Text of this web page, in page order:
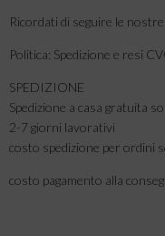
Ricordati di seguire le
Politica: Spedizione e resi
SPEDIZIONE
Spedizione a casa gratuita
2-7 giorni lavorativi
costo spedizione per ordini
costo pagamento alla